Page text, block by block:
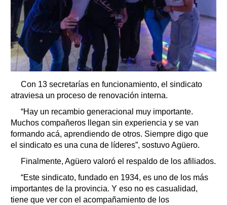
Con 13 secretarías en funcionamiento, el sindicato
atraviesa un proceso de renovación interna.
“Hay un recambio generacional muy importante.
Muchos compañeros llegan sin experiencia y se van
formando acá, aprendiendo de otros. Siempre digo que
el sindicato es una cuna de líderes”, sostuvo Agüero.
Finalmente, Agüero valoró el respaldo de los afiliados.
“Este sindicato, fundado en 1934, es uno de los más
importantes de la provincia. Y eso no es casualidad,
tiene que ver con el acompañamiento de los